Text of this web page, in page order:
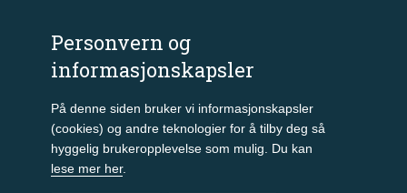
Personvern og
informasjonskapsler
På denne siden bruker vi informasjonskapsler
(cookies) og andre teknologier for å tilby deg så
hyggelig brukeropplevelse som mulig. Du kan
lese mer her.